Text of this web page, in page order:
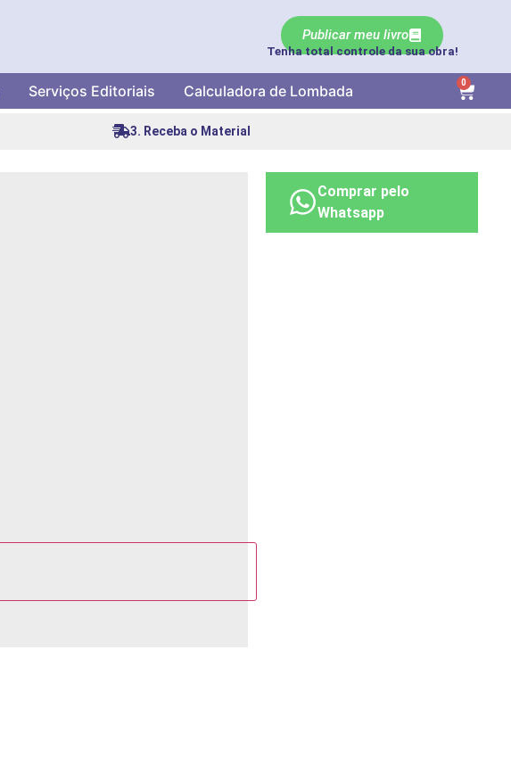
Publicar meu livro
Tenha total controle da sua obra!
Serviços Editoriais Calculadora de Lombada 0
3. Receba o Material
Comprar pelo
Whatsapp